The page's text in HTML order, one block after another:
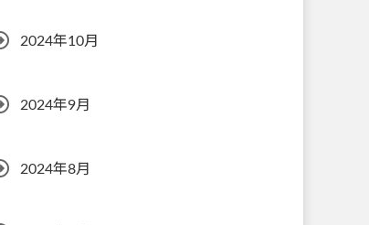
2024年10月
2024年9月
2024年8月